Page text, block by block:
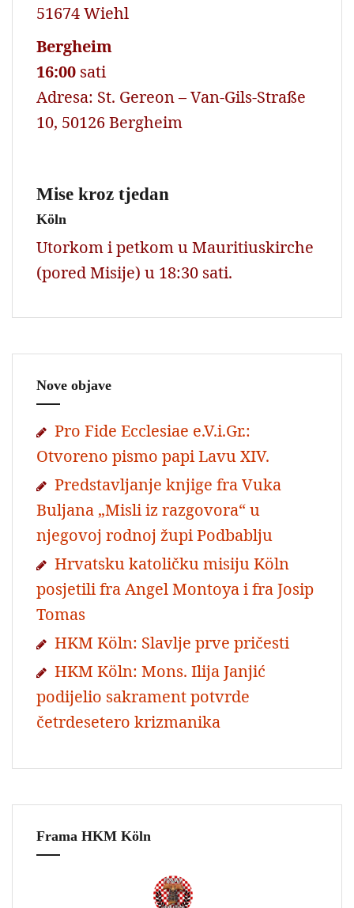
51674 Wiehl
Bergheim
16:00 sati
Adresa: St. Gereon – Van-Gils-Straße
10, 50126 Bergheim
Mise kroz tjedan
Köln
Utorkom i petkom u Mauritiuskirche
(pored Misije) u 18:30 sati.
Nove objave
Pro Fide Ecclesiae e.V.i.Gr.:
Otvoreno pismo papi Lavu XIV.
Predstavljanje knjige fra Vuka
Buljana „Misli iz razgovora“ u
njegovoj rodnoj župi Podbablju
Hrvatsku katoličku misiju Köln
posjetili fra Angel Montoya i fra Josip
Tomas
HKM Köln: Slavlje prve pričesti
HKM Köln: Mons. Ilija Janjić
podijelio sakrament potvrde
četrdesetero krizmanika
Frama HKM Köln